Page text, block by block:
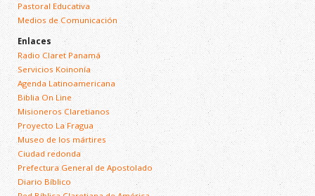
Pastoral Educativa
Medios de Comunicación
Enlaces
Radio Claret Panamá
Servicios Koinonía
Agenda Latinoamericana
Biblia On Line
Misioneros Claretianos
Proyecto La Fragua
Museo de los mártires
Ciudad redonda
Prefectura General de Apostolado
Diario Bíblico